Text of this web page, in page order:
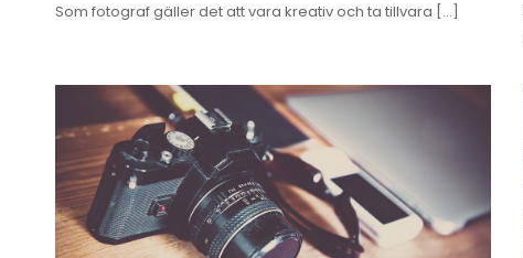
Som fotograf gäller det att vara kreativ och ta tillvara […]